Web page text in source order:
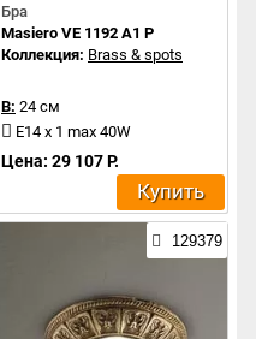
Бра
Masiero VE 1192 A1 P
Коллекция: Brass & spots
В: 24 см
E14 x 1 max 40W
Цена: 29 107 Р.
Купить
129379